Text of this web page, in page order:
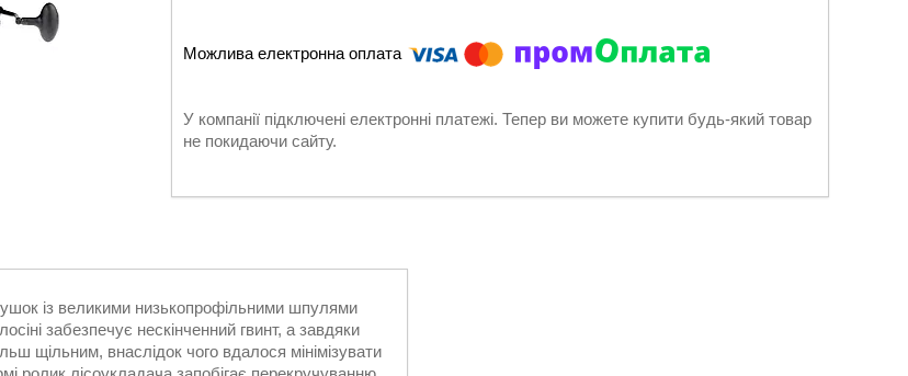
У компанії підключені електронні платежі. Тепер ви можете купити будь-який товар
не покидаючи сайту.
із великими низькопрофільними шпулями
забезпечує нескінченний гвинт, а завдяки
щільним, внаслідок чого вдалося мінімізувати